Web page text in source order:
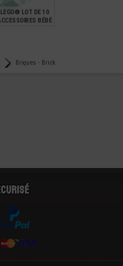
LEGO® LOT DE 10
BÉBÉ
Briques - Brick